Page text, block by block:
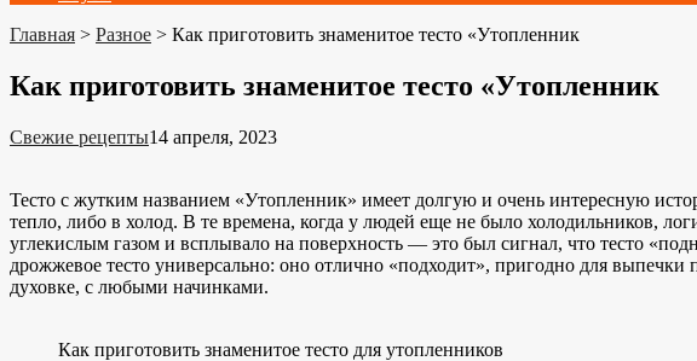
Главная > Разное > Как приготовить знаменитое тесто «Утопленник
Как приготовить знаменитое тесто «Утопленник
Свежие рецепты14 апреля, 2023
Тесто с жутким названием «Утопленник» имеет долгую и очень интересную
тепло, либо в холод. В те времена, когда у людей еще не было холодильников,
углекислым газом и всплывало на поверхность — это был сигнал, что тесто
дрожжевое тесто универсально: оно отлично «подходит», пригодно для
духовке, с любыми начинками.
Как приготовить знаменитое тесто для утопленников